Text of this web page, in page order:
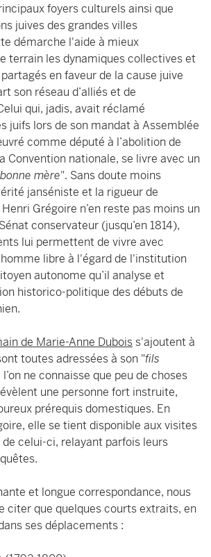
foyers culturels ainsi que
juives des grandes villes
démarche l'aide à mieux
terrain les dynamiques collectives et
en faveur de la cause juive
son réseau d’alliés et de
qui, jadis, avait réclamé
juifs lors de son mandat à Assemblée
comme député à l’abolition de
Convention nationale, se livre avec un
bonne mère". Sans doute moins
janséniste et la rigueur de
Henri Grégoire n’en reste pas moins un
conservateur (jusqu’en 1814),
lui permettent de vivre avec
libre à l'égard de l'institution
autonome qu’il analyse et
historico-politique des débuts de
de Marie-Anne Dubois s'ajoutent à
toutes adressées à son "fils
ne connaisse que peu de choses
une personne fort instruite,
prérequis domestiques. En
elle se tient disponible aux visites
celui-ci, relayant parfois leurs
et longue correspondance, nous
citer que quelques courts extraits, en
ses déplacements :